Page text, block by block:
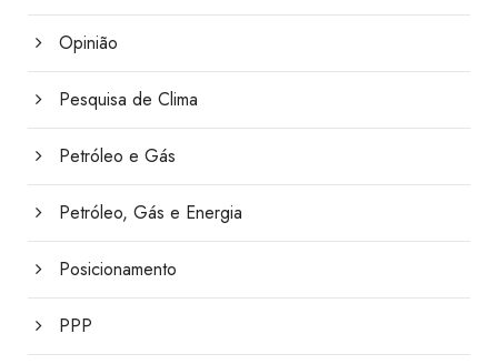
Opinião
Pesquisa de Clima
Petróleo e Gás
Petróleo, Gás e Energia
Posicionamento
PPP